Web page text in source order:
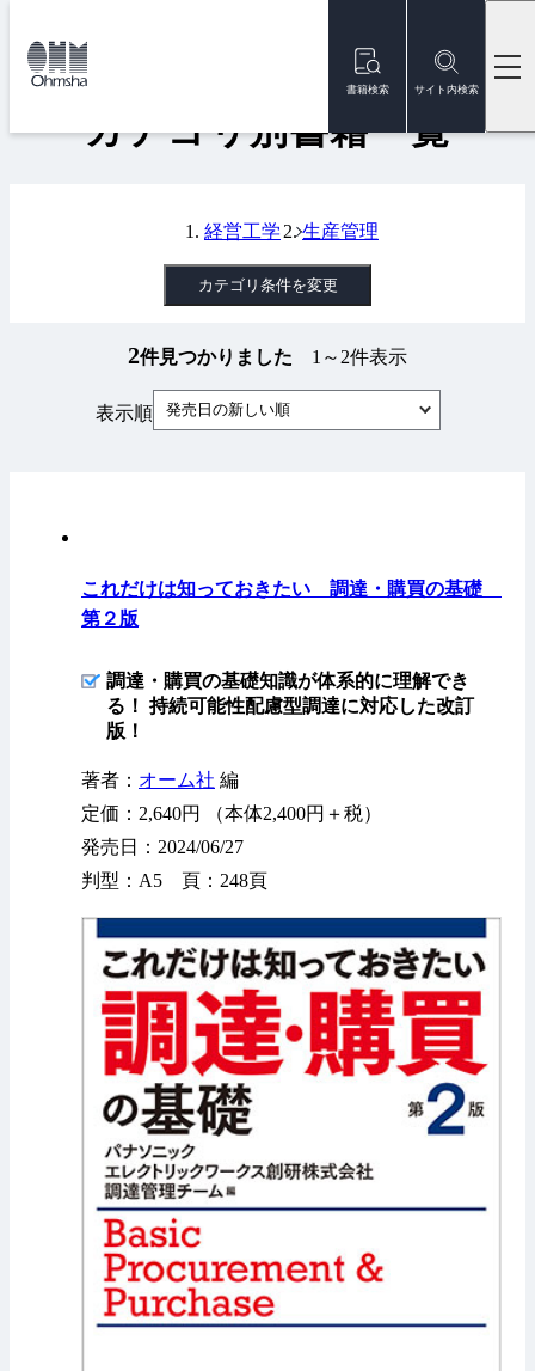
書籍検索 サイト内検索
トップ
カテゴリ別書籍一覧
経営工学 生産管理
カテゴリ条件を変更
2件見つかりました 1～2件表示
表示順 発売日の新しい順
これだけは知っておきたい 調達・購買の基礎
第２版
調達・購買の基礎知識が体系的に理解でき
る！ 持続可能性配慮型調達に対応した改訂
版！
著者： オーム社 編
定価：2,640円 （本体2,400円＋税）
発売日：2024/06/27
判型：A5 頁：248頁